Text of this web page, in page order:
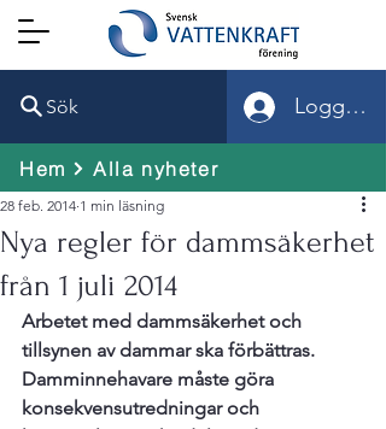
Sök Logga in
Hem Alla nyheter
Nya regler för dammsäkerhet
från 1 juli 2014
28 feb. 2014 1 min läsning
Arbetet med dammsäkerhet och
tillsynen av dammar ska förbättras.
Damminnehavare måste göra
konsekvensutredningar och